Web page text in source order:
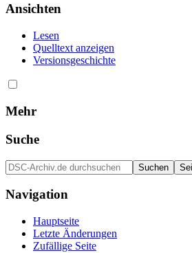
Ansichten
Lesen
Quelltext anzeigen
Versionsgeschichte
Mehr
Suche
Navigation
Hauptseite
Letzte Änderungen
Zufällige Seite